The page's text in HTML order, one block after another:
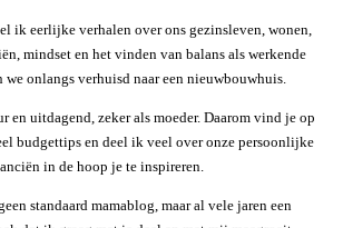
ik eerlijke verhalen over ons gezinsleven, wonen,
mindset en het vinden van balans als werkende
we onlangs verhuisd naar een nieuwbouwhuis.
en uitdagend, zeker als moeder. Daarom vind je op
budgettips en deel ik veel over onze persoonlijke
in de hoop je te inspireren.
standaard mamablog, maar al vele jaren een